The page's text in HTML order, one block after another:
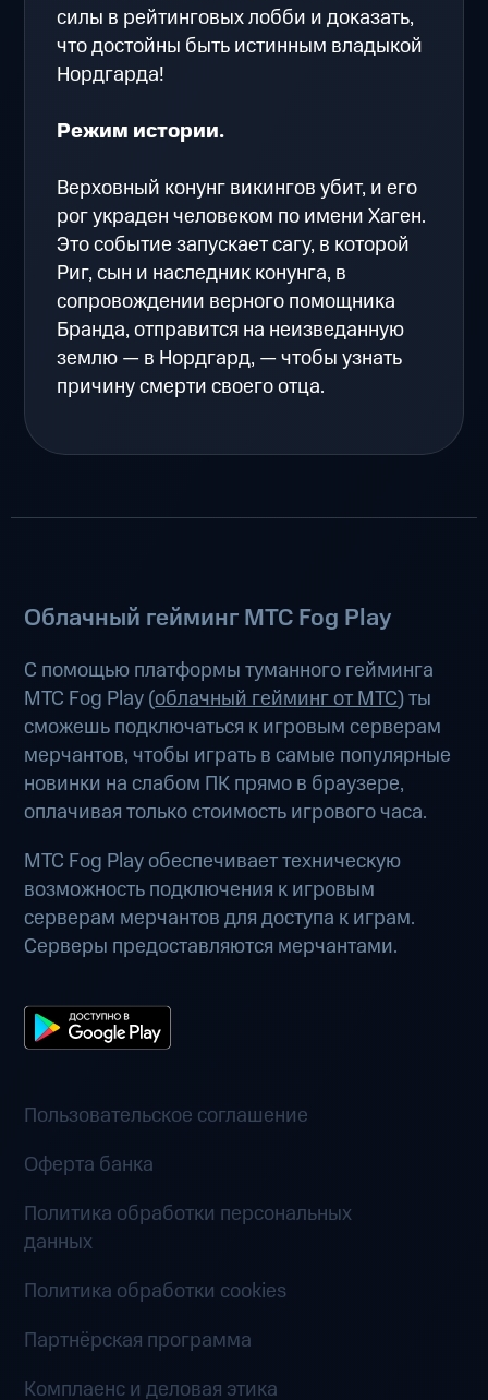
силы в рейтинговых лобби и доказать,
что достойны быть истинным владыкой
Нордгарда!
Режим истории.
Верховный конунг викингов убит, и его
рог украден человеком по имени Хаген.
Это событие запускает сагу, в которой
Риг, сын и наследник конунга, в
сопровождении верного помощника
Бранда, отправится на неизведанную
землю — в Нордгард, — чтобы узнать
причину смерти своего отца.
Облачный гейминг МТС Fog Play
С помощью платформы туманного гейминга
МТС Fog Play (облачный гейминг от МТС) ты
сможешь подключаться к игровым серверам
мерчантов, чтобы играть в самые популярные
новинки на слабом ПК прямо в браузере,
оплачивая только стоимость игрового часа.
МТС Fog Play обеспечивает техническую
возможность подключения к игровым
серверам мерчантов для доступа к играм.
Серверы предоставляются мерчантами.
Пользовательское соглашение
Оферта банка
Политика обработки персональных
данных
Политика обработки cookies
Партнёрская программа
Комплаенс и деловая этика